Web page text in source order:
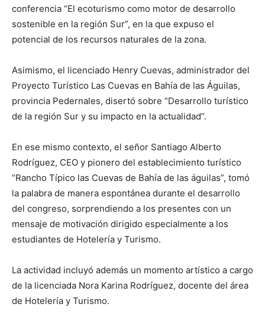
conferencia “El ecoturismo como motor de desarrollo
sostenible en la región Sur”, en la que expuso el
potencial de los recursos naturales de la zona.
Asimismo, el licenciado Henry Cuevas, administrador del
Proyecto Turístico Las Cuevas en Bahía de las Águilas,
provincia Pedernales, disertó sobre “Desarrollo turístico
de la región Sur y su impacto en la actualidad”.
En ese mismo contexto, el señor Santiago Alberto
Rodríguez, CEO y pionero del establecimiento turístico
“Rancho Típico las Cuevas de Bahía de las águilas”, tomó
la palabra de manera espontánea durante el desarrollo
del congreso, sorprendiendo a los presentes con un
mensaje de motivación dirigido especialmente a los
estudiantes de Hotelería y Turismo.
La actividad incluyó además un momento artístico a cargo
de la licenciada Nora Karina Rodríguez, docente del área
de Hotelería y Turismo.